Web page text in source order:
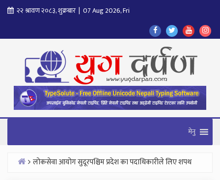
Skip २२ श्रावण २०८३, शुक्रबार | 07 Aug 2026, Fri
Find
Us
On
Facebook
Find
Us
On
Twitter
Find
Us
On
Youtube
Us
मेनु
लोकसेवा आयोग सुदूरपश्चिम प्रदेश का पदाधिकारीले लिए शपथ